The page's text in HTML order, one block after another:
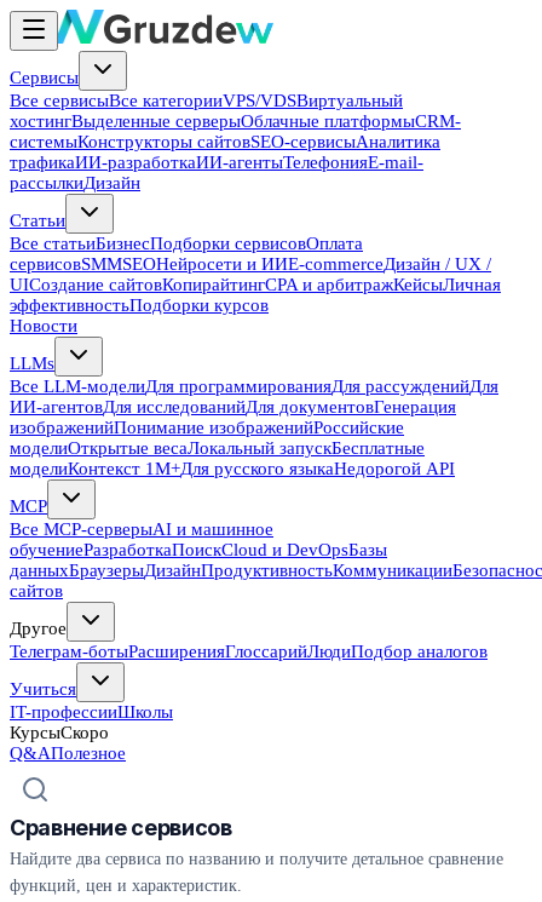
Сервисы
Все сервисыВсе категорииVPS/VDSВиртуальный
хостингВыделенные серверыОблачные платформыCRM-
системыКонструкторы сайтовSEO-сервисыАналитика
трафикаИИ-разработкаИИ-агентыТелефонияE-mail-
рассылкиДизайн
Статьи
Все статьиБизнесПодборки сервисовОплата
сервисовSMMSEOНейросети и ИИE-commerceДизайн / UX /
UIСоздание сайтовКопирайтингCPA и арбитражКейсыЛичная
эффективностьПодборки курсов
Новости
LLMs
Все LLM-моделиДля программированияДля рассужденийДля
ИИ-агентовДля исследованийДля документовГенерация
изображенийПонимание изображенийРоссийские
моделиОткрытые весаЛокальный запускБесплатные
моделиКонтекст 1M+Для русского языкаНедорогой API
MCP
Все MCP-серверыAI и машинное
обучениеРазработкаПоискCloud и DevOpsБазы
данныхБраузерыДизайнПродуктивностьКоммуникации
сайтов
Другое
Телеграм-ботыРасширенияГлоссарийЛюдиПодбор аналогов
Учиться
IT-профессииШколы
КурсыСкоро
Q&AПолезное
Сравнение сервисов
Найдите два сервиса по названию и получите детальное сравнение
функций, цен и характеристик.